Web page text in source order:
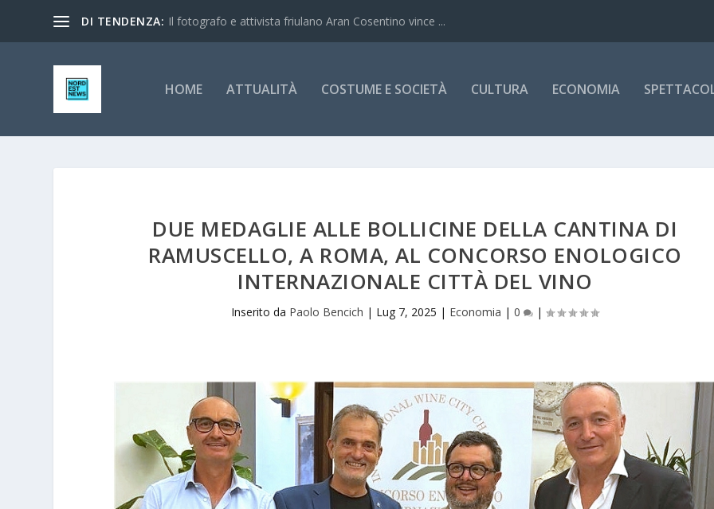
DI TENDENZA: Il fotografo e attivista friulano Aran Cosentino vince ...
HOME ATTUALITÀ COSTUME E SOCIETÀ CULTURA ECONOMIA
DUE MEDAGLIE ALLE BOLLICINE DELLA CANTINA DI
RAMUSCELLO, A ROMA, AL CONCORSO ENOLOGICO
INTERNAZIONALE CITTÀ DEL VINO
Inserito da Paolo Bencich | Lug 7, 2025 | Economia |0 |